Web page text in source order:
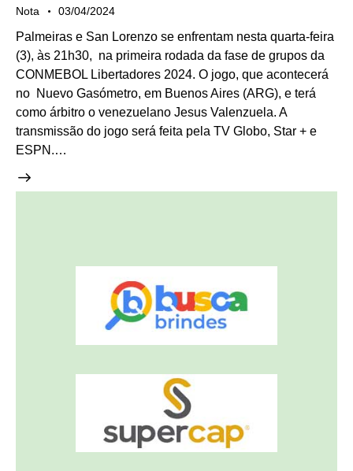
Nota 03/04/2024
Palmeiras e San Lorenzo se enfrentam nesta quarta-feira
(3), às 21h30, na primeira rodada da fase de grupos da
CONMEBOL Libertadores 2024. O jogo, que acontecerá
no Nuevo Gasómetro, em Buenos Aires (ARG), e terá
como árbitro o venezuelano Jesus Valenzuela. A
transmissão do jogo será feita pela TV Globo, Star + e
ESPN.…